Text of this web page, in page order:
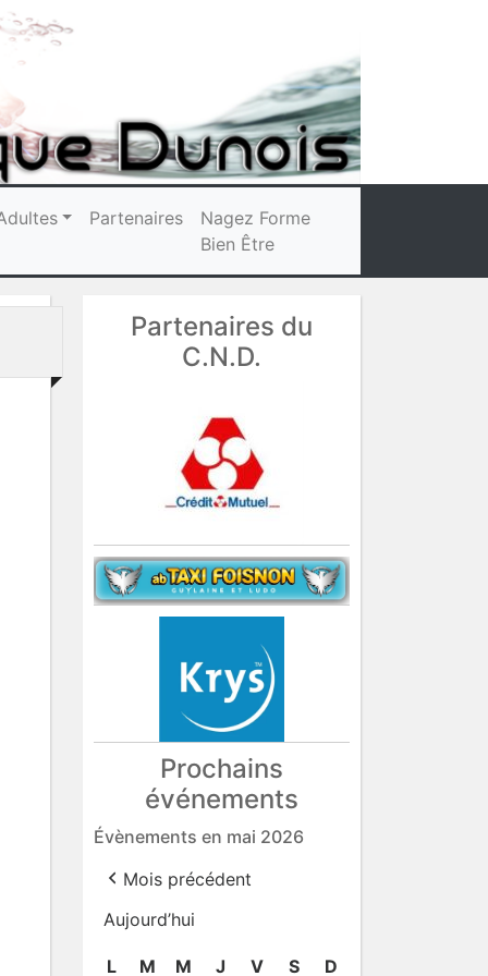
Partenaires
Nagez Forme
Bien Être
Partenaires du
C.N.D.
Prochains
événements
Évènements en mai 2026
Mois précédent
Aujourd’hui
L lundi
M mardi
M mercredi
J jeudi
V vendredi
S samedi
D